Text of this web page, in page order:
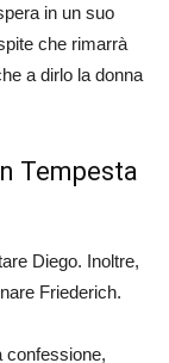
in un suo
che rimarrà
a dirlo la donna
Tempesta
Diego. Inoltre,
Friederich.
confessione,